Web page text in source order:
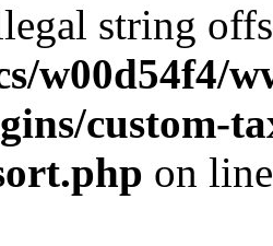
string
w00d54f4/
custom-
on